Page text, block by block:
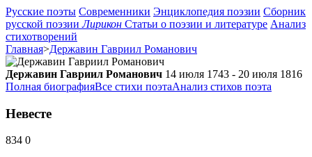
Русские поэты Современники Энциклопедия поэзии Сборник
русской поэзии Лирикон Статьи о поэзии и литературе Анализ
стихотворений
Главная>Державин Гавриил Романович
Державин Гавриил Романович 14 июля 1743 - 20 июля 1816
Полная биографияВсе стихи поэтаАнализ стихов поэта
Невесте
834 0